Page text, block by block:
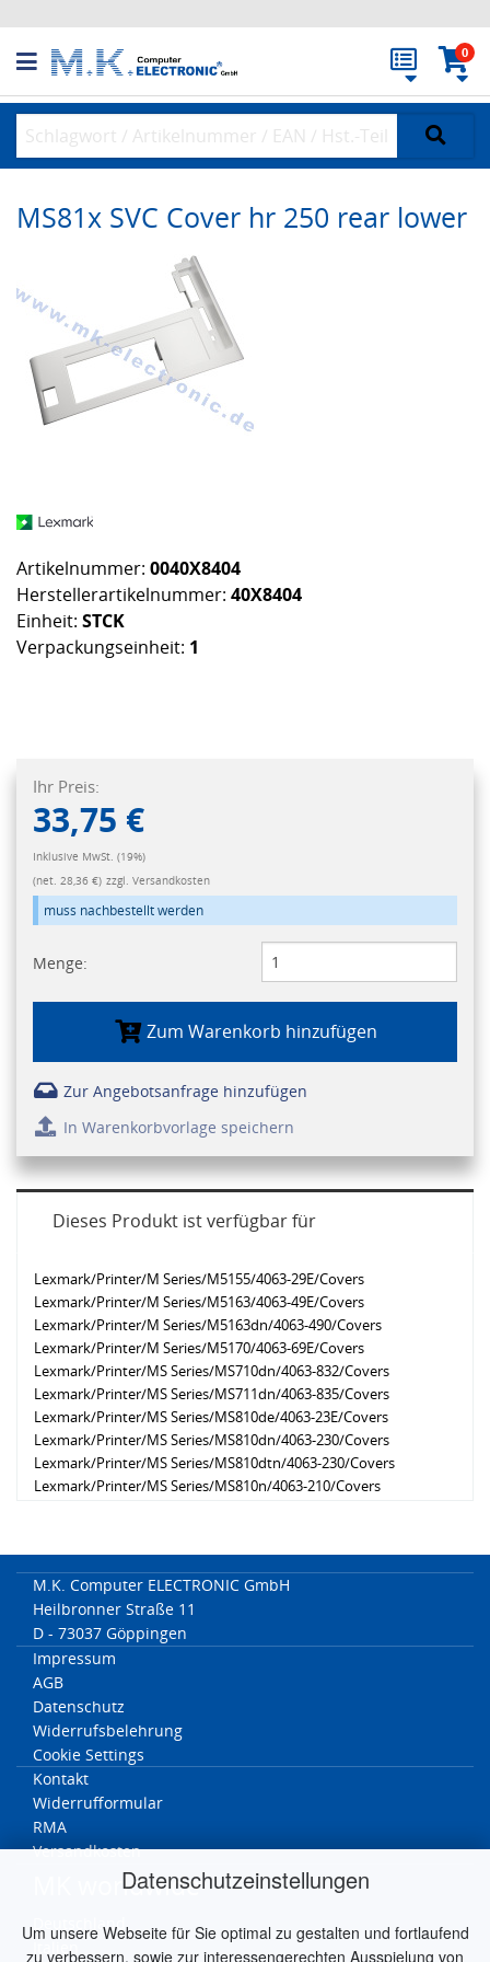
Datenschutzeinstellungen
Um unsere Webseite für Sie optimal zu gestalten und fortlaufend
zu verbessern, sowie zur interessengerechten Ausspielung von
0
MS81x SVC Cover hr 250 rear lower
Artikelnummer: 0040X8404
Herstellerartikelnummer: 40X8404
Einheit: STCK
Verpackungseinheit: 1
Ihr Preis:
33,75 €
Inklusive MwSt. (19%)
(net. 28,36 €) zzgl. Versandkosten
muss nachbestellt werden
Menge:
Zum Warenkorb hinzufügen
Zur Angebotsanfrage hinzufügen
In Warenkorbvorlage speichern
Dieses Produkt ist verfügbar für
Lexmark/Printer/M Series/M5155/4063-29E/Covers
Lexmark/Printer/M Series/M5163/4063-49E/Covers
Lexmark/Printer/M Series/M5163dn/4063-490/Covers
Lexmark/Printer/M Series/M5170/4063-69E/Covers
Lexmark/Printer/MS Series/MS710dn/4063-832/Covers
Lexmark/Printer/MS Series/MS711dn/4063-835/Covers
Lexmark/Printer/MS Series/MS810de/4063-23E/Covers
Lexmark/Printer/MS Series/MS810dn/4063-230/Covers
Lexmark/Printer/MS Series/MS810dtn/4063-230/Covers
Lexmark/Printer/MS Series/MS810n/4063-210/Covers
Lexmark/Printer/MS Series/MS811n/4063-410/Covers
Lexmark/Printer/MS Series/MS812de/4063-63E/Covers
Lexmark/Printer/MS Series/MS812dn/4063-630/Covers
Lexmark/Printer/MS Series/MS812dtn/4063-630/Covers
Lexmark/Printer/MS Series/MS817dn/4063-230/Covers
Lexmark/Printer/MS Series/MS818dn/4063-430/Covers
M.K. Computer ELECTRONIC GmbH
Heilbronner Straße 11
D - 73037 Göppingen
Impressum
AGB
Datenschutz
Widerrufsbelehrung
Cookie Settings
Kontakt
Widerrufformular
RMA
Versandkosten
MK worldwide
Deutschland
Italien